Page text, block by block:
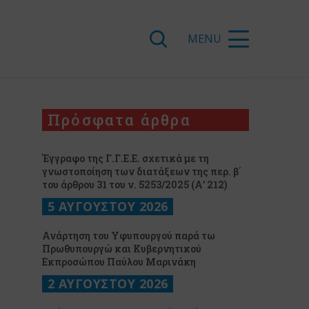
Πρόσφατα άρθρα
Έγγραφο της Γ.Γ.Ε.Ε. σχετικά με τη
γνωστοποίηση των διατάξεων της περ. β΄
του άρθρου 31 του ν. 5253/2025 (Α’ 212)
5 ΑΥΓΟΥΣΤΟΥ 2026
Ανάρτηση του Υφυπουργού παρά τω
Πρωθυπουργώ και Κυβερνητικού
Εκπροσώπου Παύλου Μαρινάκη
2 ΑΥΓΟΥΣΤΟΥ 2026